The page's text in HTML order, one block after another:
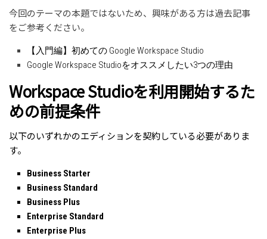
今回のテーマの本題ではないため、興味がある方は過去記事
をご参考ください。
【入門編】初めての Google Workspace Studio
Google Workspace Studioをオススメしたい3つの理由
Workspace Studioを利用開始するた
めの前提条件
以下のいずれかのエディションを契約している必要がありま
す。
Business Starter
Business Standard
Business Plus
Enterprise Standard
Enterprise Plus